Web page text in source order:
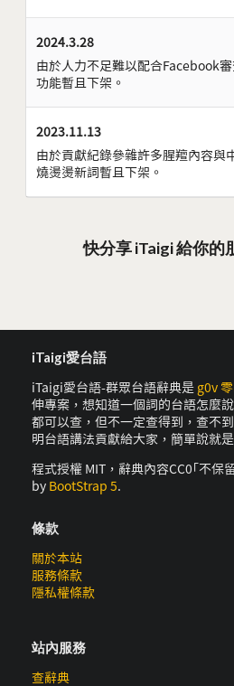
2024.3.28
由於人力不足難以配合Facebook
功能暫且下架。
2023.11.13
由於貢獻紀錄參雜許多腥羶內容與
燒燙燙新詞暫且下架。
快分享 iTaigi 給你的
iTaigi愛台語
iTaigi愛台語-群眾台語辭典是 g0v
伸專案，想知道一個詞的台語怎麼
都可以查，但不一定查得到，查不
明台語講法貢獻給大家，簡單說就
程式授權 MIT，辭典內容CC0｢不保
by BootStrap 5.
條款
關於本站
服務條款
隱私權條款
站內服務
查辭典